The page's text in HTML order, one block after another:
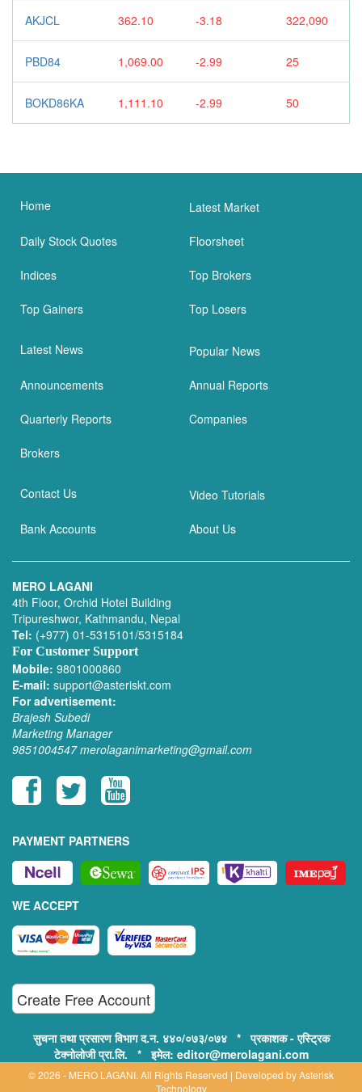
AKJCL 362.10 -3.18 322,090
PBD84 1,069.00 -2.99 25
BOKD86KA 1,111.10 -2.99 50
Home Latest Market
Daily Stock Quotes Floorsheet
Indices Top Brokers
Top Gainers Top Losers
Latest News Popular News
Announcements Annual Reports
Quarterly Reports Companies
Brokers
Contact Us Video Tutorials
Bank Accounts About Us
MERO LAGANI
4th Floor, Orchid Hotel Building
Tripureshwor, Kathmandu, Nepal
Tel: (+977) 01-5315101/5315184
For Customer Support
Mobile: 9801000860
E-mail: support@asteriskt.com
For advertisement:
Brajesh Subedi
Marketing Manager
9851004547 merolaganimarketing@gmail.com
PAYMENT PARTNERS
WE ACCEPT
Create Free Account
सुचना तथा प्रसारण विभाग द.न. ४४०/०७३/०७४ * प्रकाशक - एस्ट्रिक
टेक्नोलोजी प्रा.लि. * इमेल: editor@merolagani.com
© 2026 - MERO LAGANI. All Rights Reserved | Developed byAsterisk
Technology